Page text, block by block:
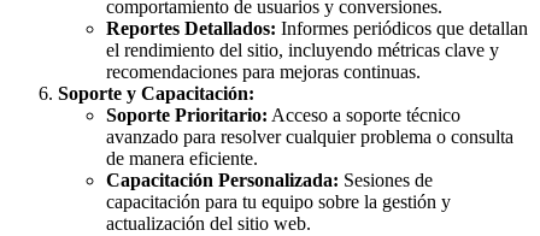
comportamiento de usuarios y conversiones.
Reportes Detallados: Informes periódicos que detallan
el rendimiento del sitio, incluyendo métricas clave y
recomendaciones para mejoras continuas.
Soporte y Capacitación:
Soporte Prioritario: Acceso a soporte técnico
avanzado para resolver cualquier problema o consulta
de manera eficiente.
Capacitación Personalizada: Sesiones de
capacitación para tu equipo sobre la gestión y
actualización del sitio web.